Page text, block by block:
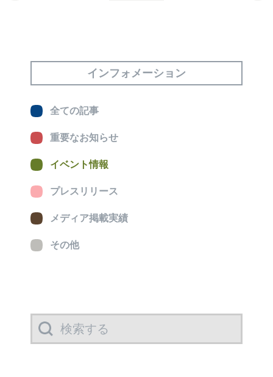
インフォメーション
全ての記事
重要なお知らせ
イベント情報
プレスリリース
メディア掲載実績
その他